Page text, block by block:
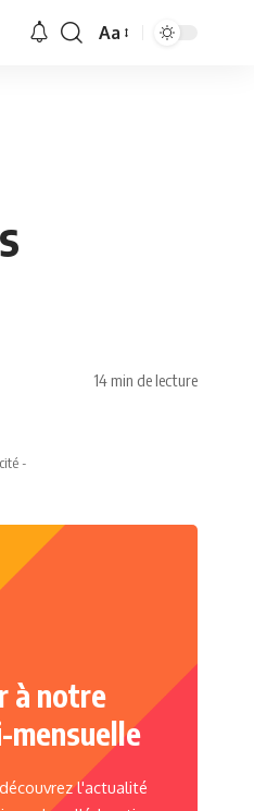
Font
Aa
14 min de lecture
-
à notre
l'actualité